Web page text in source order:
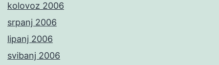
kolovoz 2006
srpanj 2006
lipanj 2006
svibanj 2006